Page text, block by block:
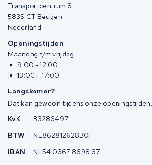
Transportcentrum 8
5835 CT Beugen
Nederland
Openingstijden
Maandag t/m vrijdag
9:00 - 12:00
13:00 - 17:00
Langskomen?
Dat kan gewoon tijdens onze openingstijden.
KvK
83286497
BTW
NL862812628B01
IBAN
NL54 0367 8698 37